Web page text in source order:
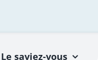
Le saviez-vous